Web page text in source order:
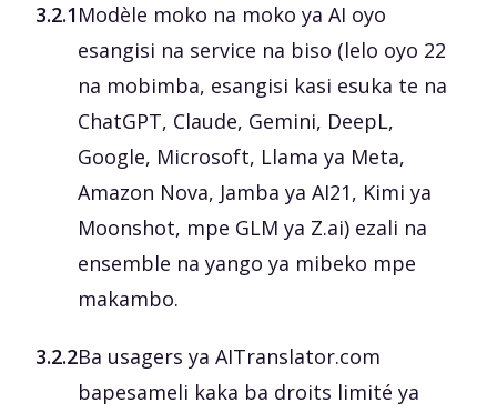
3.2.1Modèle moko na moko ya AI oyo
esangisi na service na biso (lelo oyo 22
na mobimba, esangisi kasi esuka te na
ChatGPT, Claude, Gemini, DeepL,
Google, Microsoft, Llama ya Meta,
Amazon Nova, Jamba ya AI21, Kimi ya
Moonshot, mpe GLM ya Z.ai) ezali na
ensemble na yango ya mibeko mpe
makambo.
3.2.2Ba usagers ya AITranslator.com
bapesameli kaka ba droits limité ya